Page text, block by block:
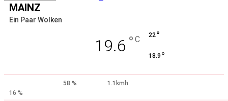
MAINZ
Ein Paar Wolken
19.6 ° C 22°
18.9 °
58 %
1.1kmh
16 %